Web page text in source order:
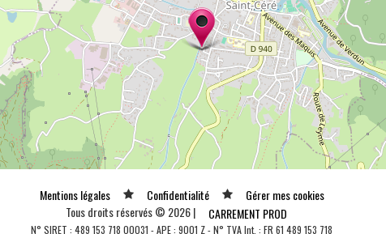
Mentions légales Confidentialité
Gérer mes cookies
Tous droits réservés © 2026 |
CARREMENT PROD
N° SIRET : 489 153 718 00031 - APE : 9001 Z - N° TVA Int. : FR 61 489 153 718